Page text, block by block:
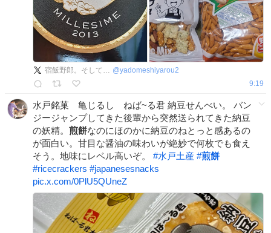
宿飯野郎。そして… @yadomeshiyarou2
9:19
水戸銘菓 亀じるし ねば~る君 納豆せんべい。 バン
ジージャンプしてきた後輩から突然送られてきた納豆
の妖精。 煎餅なのにほのかに納豆のねとっと感あるの
が面白い。甘目な醤油の味わいが絶妙で何枚でも食え
そう。地味にレベル高いぞ。 #水戸土産 #煎餅
#ricecrackers #japanesesnacks
pic.x.com/0PlU5QUneZ